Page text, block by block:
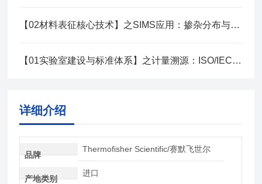
【02材料表征核心技术】之SIMS应用：掺杂分布与扩散研究技术
【01实验室建设与标准体系】之计量溯源：ISO/IEC 17025实验室建设指南
详细介绍
品牌
Thermofisher Scientific/赛默飞世尔
产地类别
进口